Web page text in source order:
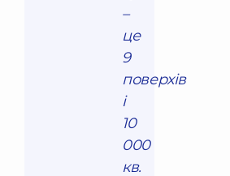
–
це
9
поверхів
і
10
000
кв.